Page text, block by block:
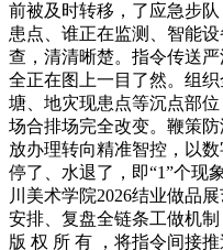
前被及时转移，了应急步
患点、谁正在监测、智能
查，清清晰楚。指令传送严
全正在图上一目了然。组
塘、地灾现患点等沉点部
场合排场完全改变。鞭策
放办理转向精准智控，以
停了、水退了，即“1”个
川美术学院2026结业做品
安排、复盘全链条工做机
版 权 所 有 ，将指令间接